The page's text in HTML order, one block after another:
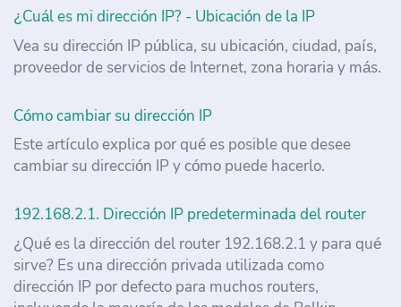
¿Cuál es mi dirección IP? - Ubicación de la IP
Vea su dirección IP pública, su ubicación, ciudad, país,
proveedor de servicios de Internet, zona horaria y más.
Cómo cambiar su dirección IP
Este artículo explica por qué es posible que desee
cambiar su dirección IP y cómo puede hacerlo.
192.168.2.1. Dirección IP predeterminada del router
¿Qué es la dirección del router 192.168.2.1 y para qué
sirve? Es una dirección privada utilizada como
dirección IP por defecto para muchos routers,